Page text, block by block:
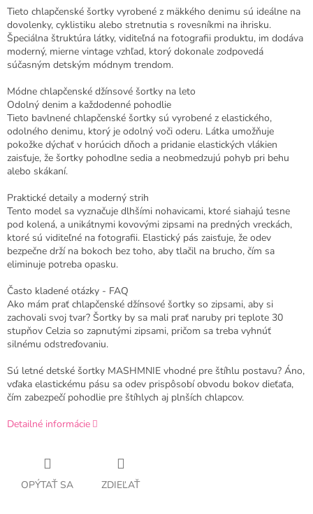
Tieto chlapčenské šortky vyrobené z mäkkého denimu sú ideálne na
dovolenky, cyklistiku alebo stretnutia s rovesníkmi na ihrisku.
Špeciálna štruktúra látky, viditeľná na fotografii produktu, im dodáva
moderný, mierne vintage vzhľad, ktorý dokonale zodpovedá
súčasným detským módnym trendom.
Módne chlapčenské džínsové šortky na leto
Odolný denim a každodenné pohodlie
Tieto bavlnené chlapčenské šortky sú vyrobené z elastického,
odolného denimu, ktorý je odolný voči oderu. Látka umožňuje
pokožke dýchať v horúcich dňoch a pridanie elastických vlákien
zaisťuje, že šortky pohodlne sedia a neobmedzujú pohyb pri behu
alebo skákaní.
Praktické detaily a moderný strih
Tento model sa vyznačuje dlhšími nohavicami, ktoré siahajú tesne
pod kolená, a unikátnymi kovovými zipsami na predných vreckách,
ktoré sú viditeľné na fotografii. Elastický pás zaisťuje, že odev
bezpečne drží na bokoch bez toho, aby tlačil na brucho, čím sa
eliminuje potreba opasku.
Často kladené otázky - FAQ
Ako mám prať chlapčenské džínsové šortky so zipsami, aby si
zachovali svoj tvar? Šortky by sa mali prať naruby pri teplote 30
stupňov Celzia so zapnutými zipsami, pričom sa treba vyhnúť
silnému odstreďovaniu.
Sú letné detské šortky MASHMNIE vhodné pre štíhlu postavu? Áno,
vďaka elastickému pásu sa odev prispôsobí obvodu bokov dieťaťa,
čím zabezpečí pohodlie pre štíhlych aj plnších chlapcov.
Detailné informácie
OPÝTAŤ SA ZDIEĽAŤ